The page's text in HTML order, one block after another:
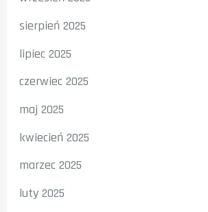
sierpień 2025
lipiec 2025
czerwiec 2025
maj 2025
kwiecień 2025
marzec 2025
luty 2025